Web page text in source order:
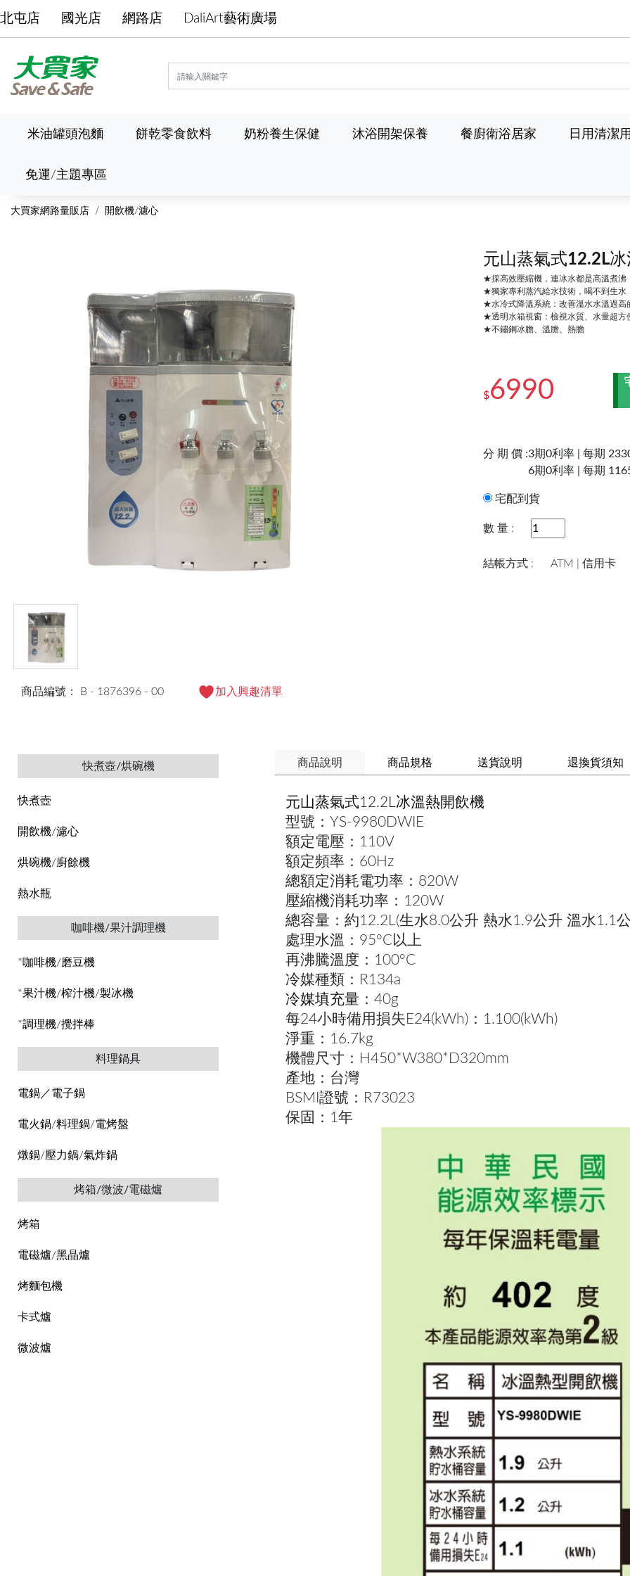
北屯店 國光店 網路店 DaliArt藝術廣場
米油罐頭泡麵 餅乾零食飲料 奶粉養生保健 沐浴開架保養 餐廚衛浴居家 日用清潔
免運/主題專區
大買家網路量販店 開飲機/濾心
商品編號： B - 1876396 - 00 加入興趣清單
元山蒸氣式12.2L
★採高效壓縮機，連冰水都是高溫煮
★獨家專利蒸汽給水技術，喝不到生水
★水冷式降溫系統：改善溫水水溫過高
★透明水箱視窗：檢視水質、水量超方
★不鏽鋼冰膽、溫膽、熱膽
$6990
分 期 價 :3期0利率 | 每期
6期0利率 | 每期
宅配到貨
數 量 :
結帳方式 : ATM | 信用卡
快煮壺/烘碗機
快煮壺
開飲機/濾心
烘碗機/廚餘機
熱水瓶
咖啡機/果汁調理機
*咖啡機/磨豆機
*果汁機/榨汁機/製冰機
*調理機/攪拌棒
料理鍋具
電鍋／電子鍋
電火鍋/料理鍋/電烤盤
燉鍋/壓力鍋/氣炸鍋
烤箱/微波/電磁爐
烤箱
電磁爐/黑晶爐
烤麵包機
卡式爐
微波爐
商品說明 商品規格 送貨說明 退換貨須知
元山蒸氣式12.2L冰溫熱開飲機
型號：YS-9980DWIE
額定電壓：110V
額定頻率：60Hz
總額定消耗電功率：820W
壓縮機消耗功率：120W
總容量：約12.2L(生水8.0公升 熱水1.9公升 溫水1.1
處理水溫：95°C以上
再沸騰溫度：100°C
冷媒種類：R134a
冷媒填充量 ：40g
每24小時備用損失E24(kWh)：1.100(kWh)
淨重：16.7kg
機體尺寸：H450*W380*D320mm
產地：台灣
BSMI證號：R73023
保固：1年